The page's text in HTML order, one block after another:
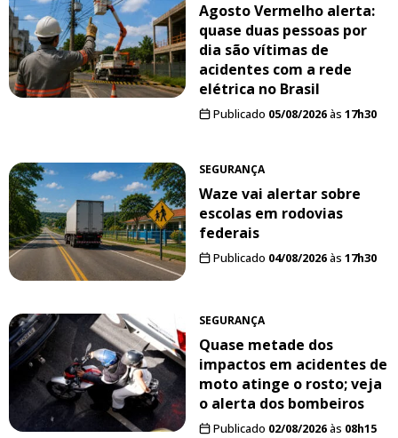
Agosto Vermelho alerta:
quase duas pessoas por
dia são vítimas de
acidentes com a rede
elétrica no Brasil
Publicado 05/08/2026às 17h30
SEGURANÇA
Waze vai alertar sobre
escolas em rodovias
federais
Publicado 04/08/2026às 17h30
SEGURANÇA
Quase metade dos
impactos em acidentes de
moto atinge o rosto; veja
o alerta dos bombeiros
Publicado 02/08/2026às 08h15